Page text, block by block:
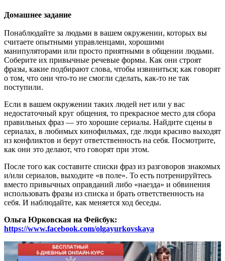
Домашнее задание
Понаблюдайте за людьми в вашем окружении, которых вы
считаете опытными управленцами, хорошими
манипуляторами или просто приятными в общении людьми.
Соберите их привычные речевые формы. Как они строят
фразы, какие подбирают слова, чтобы извиниться; как говорят
о том, что они что-то не смогли сделать, как-то не так
поступили.
Если в вашем окружении таких людей нет или у вас
недостаточный круг общения, то прекрасное место для сбора
правильных фраз — это хорошие сериалы. Найдите сцены в
сериалах, в любимых кинофильмах, где люди красиво выходят
из конфликтов и берут ответственность на себя. Посмотрите,
как они это делают, что говорят при этом.
После того как составите списки фраз из разговоров знакомых
и/или сериалов, выходите «в поле». То есть потренируйтесь
вместо привычных оправданий либо «наезда» и обвинения
использовать фразы из списка и брать ответственность на
себя. И наблюдайте, как меняется ход беседы.
Ольга Юрковская на Фейсбук:
https://www.facebook.com/olgayurkovskaya